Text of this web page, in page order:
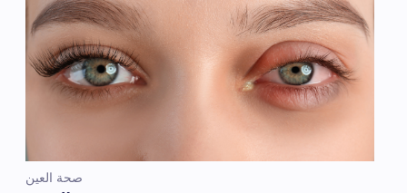
صحة العين